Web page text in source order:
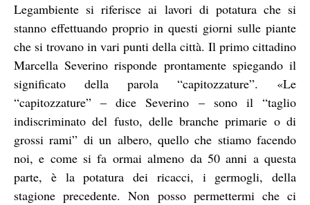
Legambiente si riferisce ai lavori di potatura che si
stanno effettuando proprio in questi giorni sulle piante
che si trovano in vari punti della città. Il primo cittadino
Marcella Severino risponde prontamente spiegando il
significato della parola “capitozzature”. «Le
“capitozzature” – dice Severino – sono il “taglio
indiscriminato del fusto, delle branche primarie o di
grossi rami” di un albero, quello che stiamo facendo
noi, e come si fa ormai almeno da 50 anni a questa
parte, è la potatura dei ricacci, i germogli, della
stagione precedente. Non posso permettermi che ci